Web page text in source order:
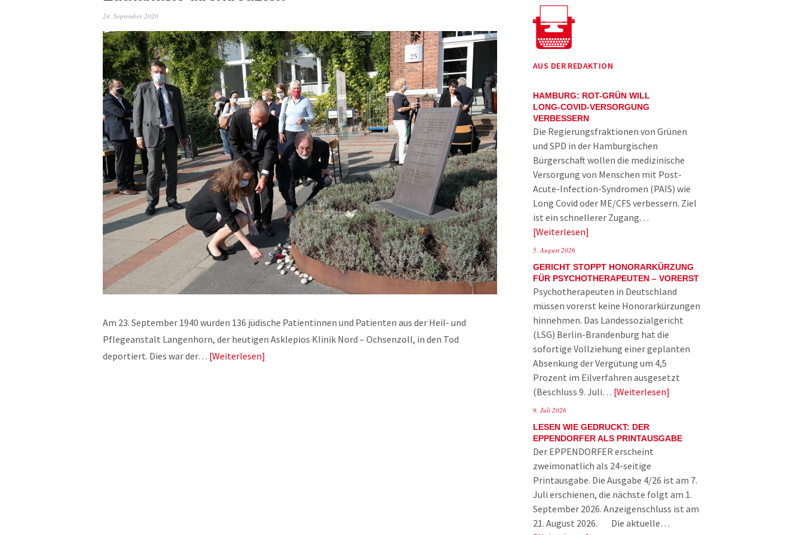
24. September 2020
Am 23. September 1940 wurden 136 jüdische Patientinnen und Patienten aus der Heil- und
Pflegeanstalt Langenhorn, der heutigen Asklepios Klinik Nord – Ochsenzoll, in den Tod
deportiert. Dies war der… Weiterlesen
AUS DER REDAKTION
HAMBURG: ROT-GRÜN WILL
LONG-COVID-VERSORGUNG
VERBESSERN
Die Regierungsfraktionen von Grünen
und SPD in der Hamburgischen
Bürgerschaft wollen die medizinische
Versorgung von Menschen mit Post-
Acute-Infection-Syndromen (PAIS) wie
Long Covid oder ME/CFS verbessern. Ziel
ist ein schnellerer Zugang…
Weiterlesen
5. August 2026
GERICHT STOPPT HONORARKÜRZUNG
FÜR PSYCHOTHERAPEUTEN – VORERST
Psychotherapeuten in Deutschland
müssen vorerst keine Honorarkürzungen
hinnehmen. Das Landessozialgericht
(LSG) Berlin-Brandenburg hat die
sofortige Vollziehung einer geplanten
Absenkung der Vergütung um 4,5
Prozent im Eilverfahren ausgesetzt
(Beschluss 9. Juli… Weiterlesen
9. Juli 2026
LESEN WIE GEDRUCKT: DER
EPPENDORFER ALS PRINTAUSGABE
Der EPPENDORFER erscheint
zweimonatlich als 24-seitige
Printausgabe. Die Ausgabe 4/26 ist am 7.
Juli erschienen, die nächste folgt am 1.
September 2026. Anzeigenschluss ist am
21. August 2026. Die aktuelle…